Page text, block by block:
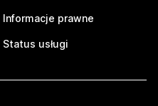
Informacje prawne
Status usługi